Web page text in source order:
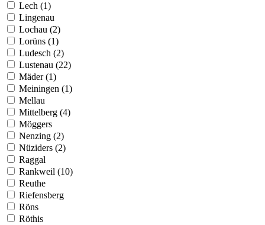
Lech (1)
Lingenau
Lochau (2)
Lorüns (1)
Ludesch (2)
Lustenau (22)
Mäder (1)
Meiningen (1)
Mellau
Mittelberg (4)
Möggers
Nenzing (2)
Nüziders (2)
Raggal
Rankweil (10)
Reuthe
Riefensberg
Röns
Röthis